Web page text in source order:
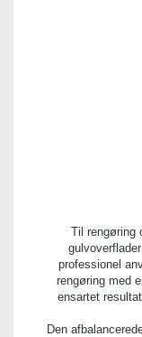
Til rengøring
professionel
rengøring med
ensartet
Den